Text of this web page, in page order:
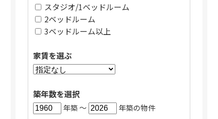
スタジオ/1ベッドルーム
2ベッドルーム
3ベッドルーム以上
家賃を選ぶ
築年数を選択
年築 〜 年築の物件